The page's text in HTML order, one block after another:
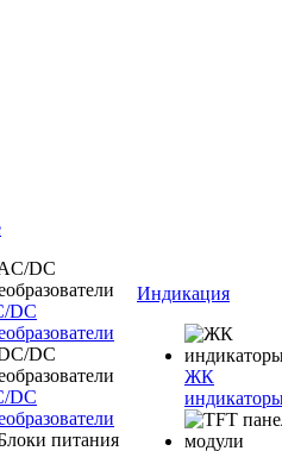
DC
DC
Индикация
ЖК